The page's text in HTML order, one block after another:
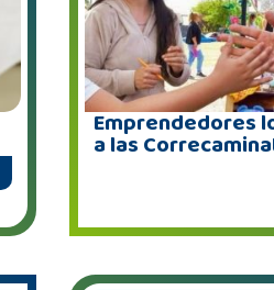
Emprendedores
a las